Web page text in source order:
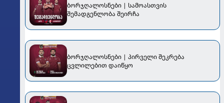
ბორჯღალოსნები | სამოასთვის
შემადგენლობა შეირჩა
ბორჯღალოსნები | პირველი შეკრება
ცვლილებით დაიწყო